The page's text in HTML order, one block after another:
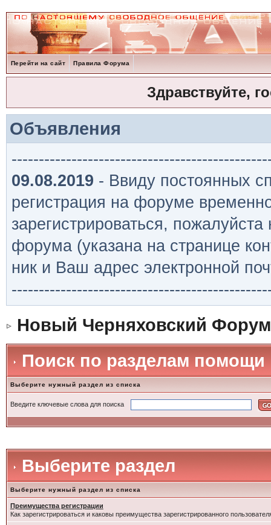
Перейти на сайт Правила Форума
Здравствуйте,
Объявления
09.08.2019 - Ввиду постоянных
регистрация на форуме
зарегистрироваться,
форума (указана на странице
ник и Ваш адрес электронной
Новый Черняховский Форум
Поиск по разделам помощи
Выберите нужный раздел из списка
Введите ключевые слова для поиска
Выберите раздел
Выберите нужный раздел из списка
Преимущества регистрации
Как зарегистрироваться и каковы преимущества зарегистрированного